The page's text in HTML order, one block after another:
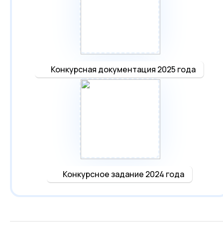
Конкурсная документация 2025 года
Конкурсное задание 2024 года